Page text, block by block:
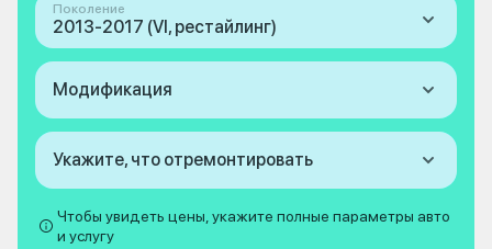
Поколение
2013-2017 (VI, рестайлинг)
Модификация
Укажите, что отремонтировать
Чтобы увидеть цены, укажите полные параметры авто
и услугу